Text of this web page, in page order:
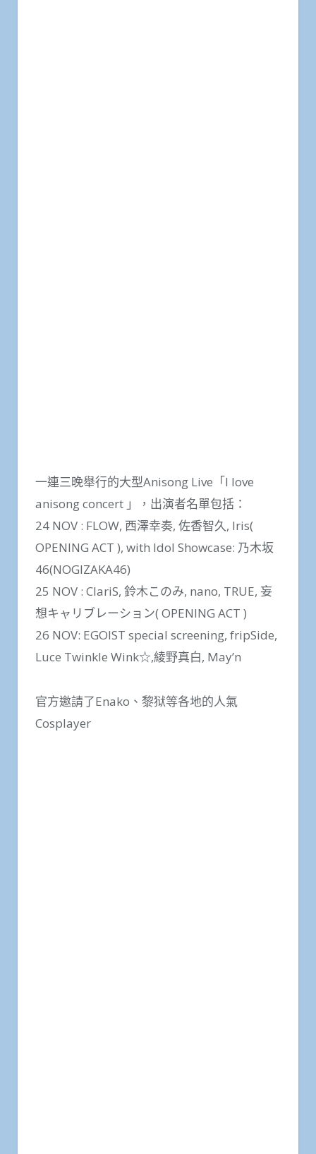
一連三晚舉行的大型Anisong Live「I love
anisong concert 」，出演者名單包括：
24 NOV : FLOW, 西澤幸奏, 佐香智久, Iris(
OPENING ACT ), with Idol Showcase: 乃木坂
46(NOGIZAKA46)
25 NOV : ClariS, 鈴木このみ, nano, TRUE, 妄
想キャリブレーション( OPENING ACT )
26 NOV: EGOIST special screening, fripSide,
Luce Twinkle Wink☆,綾野真白, May’n
官方邀請了Enako、黎狱等各地的人氣
Cosplayer